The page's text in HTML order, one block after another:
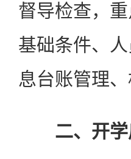
督导检查，
基础条件、
息台账管理
二、开